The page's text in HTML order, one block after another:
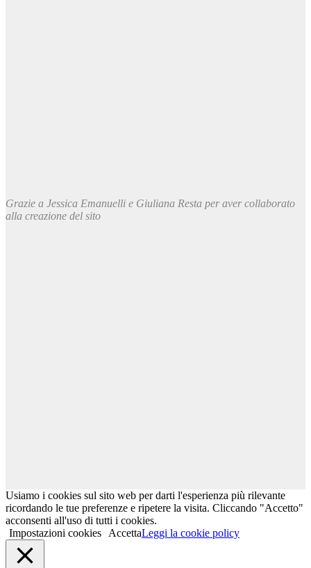
Grazie a Jessica Emanuelli e Giuliana Resta per aver collaborato
alla creazione del sito
Usiamo i cookies sul sito web per darti l'esperienza più rilevante
ricordando le tue preferenze e ripetere la visita. Cliccando "Accetto"
acconsenti all'uso di tutti i cookies.
Impostazioni cookies
AccettaLeggi la cookie policy